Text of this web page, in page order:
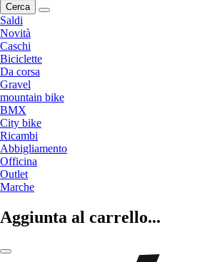
Cerca
Saldi
Novità
Caschi
Biciclette
Da corsa
Gravel
mountain bike
BMX
City bike
Ricambi
Abbigliamento
Officina
Outlet
Marche
Aggiunta al carrello...